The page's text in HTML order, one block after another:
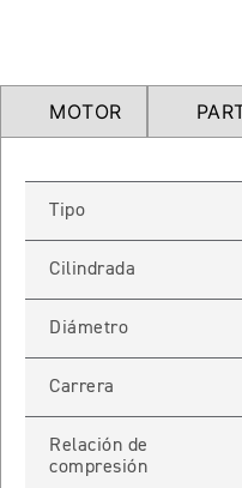
MOTOR
Tipo
Cilindrada
Diámetro
Carrera
Relación de
compresión